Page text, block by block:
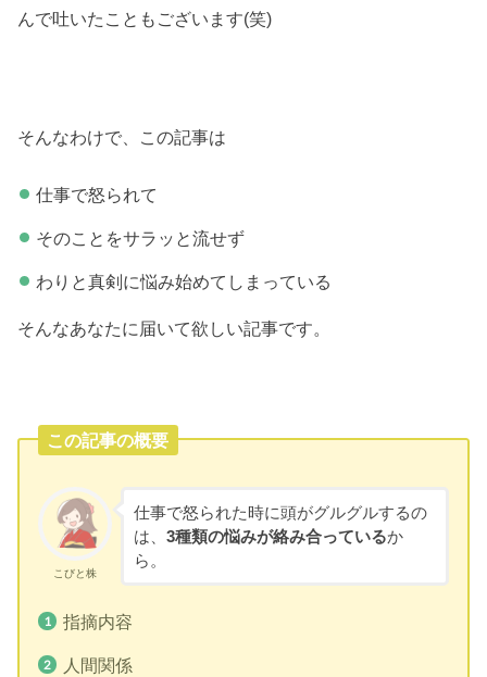
んで吐いたこともございます(笑)
そんなわけで、この記事は
仕事で怒られて
そのことをサラッと流せず
わりと真剣に悩み始めてしまっている
そんなあなたに届いて欲しい記事です。
この記事の概要
こびと株
仕事で怒られた時に頭がグルグルするの
は、3種類の悩みが絡み合っているか
ら。
指摘内容
人間関係